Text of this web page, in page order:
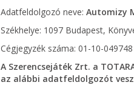
Adatfeldolgozó neve: Automizy
Székhelye: 1097 Budapest,
Cégjegyzék száma: 01-10-049748
A Szerencsejáték Zrt. a
az alábbi adatfeldolgozót